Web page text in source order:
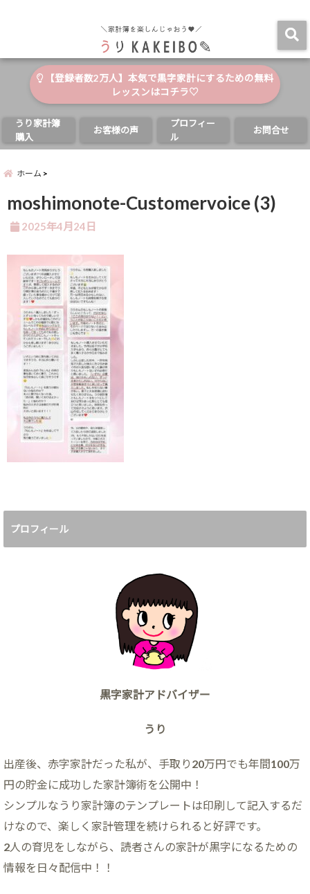
【登録者数2万人】本気で黒字家計にするための無料
レッスンはコチラ♡
うり家計簿
購入
お客様の声
プロフィー
ル
お問合せ
ホーム
moshimonote-Customervoice (3)
2025年4月24日
プロフィール
黒字家計アドバイザー
うり
出産後、赤字家計だった私が、手取り20万円でも年間100万
円の貯金に成功した家計簿術を公開中！
シンプルなうり家計簿のテンプレートは印刷して記入するだ
けなので、楽しく家計管理を続けられると好評です。
2人の育児をしながら、読者さんの家計が黒字になるための
情報を日々配信中！！